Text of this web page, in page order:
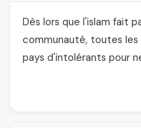
Dès lors que l'islam fait
communauté, toutes les
pays d'intolérants pour